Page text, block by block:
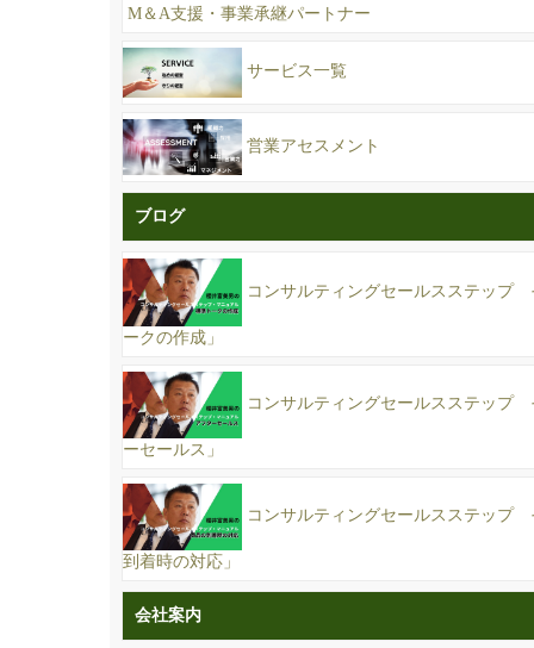
M＆A支援・事業承継パートナー
サービス一覧
営業アセスメント
ブログ
コンサルティングセールスステップ
ークの作成」
コンサルティングセールスステップ
ーセールス」
コンサルティングセールスステップ
到着時の対応」
会社案内